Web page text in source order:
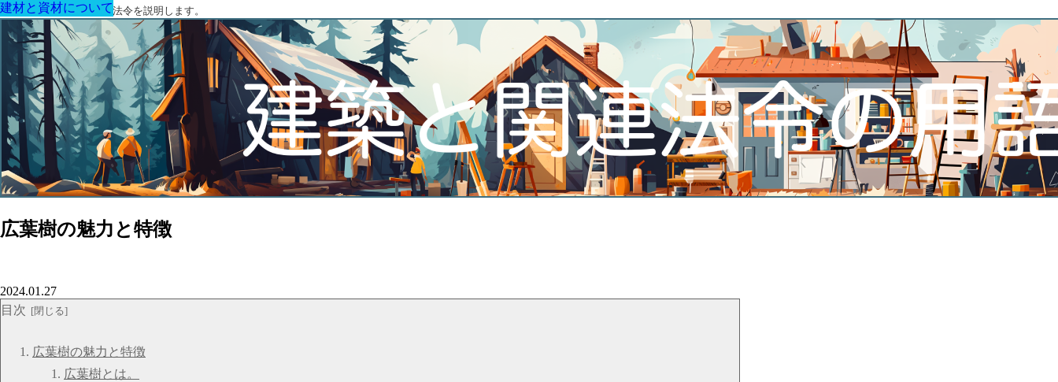
建築に関する用語と関連法令を説明します。
広葉樹の魅力と特徴
建材と資材について
2024.01.27
目次
広葉樹の魅力と特徴
広葉樹とは。
建材と資材について
建材と資材について
建材と資材について
建材と資材について
建材と資材について
建材と資材について